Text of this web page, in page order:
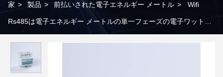
家 > 製品 > 前払いされた電子エネルギー メートル > Wifi
Rs485は電子エネルギー メートルの単一フェーズの電子ワット時